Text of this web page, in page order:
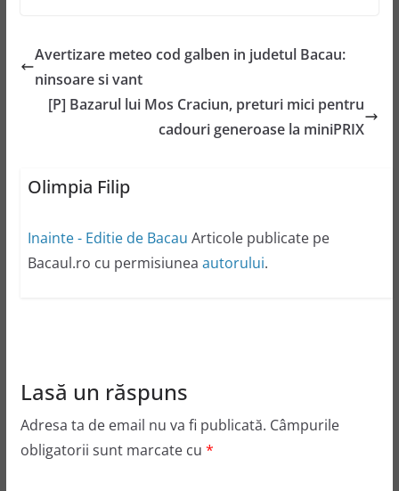
Avertizare meteo cod galben in judetul Bacau:
ninsoare si vant
[P] Bazarul lui Mos Craciun, preturi mici pentru
cadouri generoase la miniPRIX
Olimpia Filip
Inainte - Editie de Bacau Articole publicate pe
Bacaul.ro cu permisiunea autorului.
Lasă un răspuns
Adresa ta de email nu va fi publicată. Câmpurile
obligatorii sunt marcate cu *